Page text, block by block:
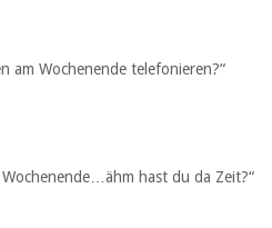
am Wochenende telefonieren?“
hast du da Zeit?“